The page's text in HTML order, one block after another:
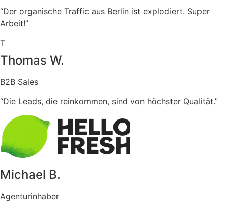
“Der organische Traffic aus Berlin ist explodiert. Super
Arbeit!”
T
Thomas W.
B2B Sales
“Die Leads, die reinkommen, sind von höchster Qualität.”
Michael B.
Agenturinhaber